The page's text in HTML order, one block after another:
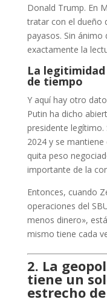
Donald Trump. En
tratar con el dueño
payasos. Sin ánimo
exactamente la
La
de tiempo
Y aquí hay otro
Putin ha dicho
presidente
2024 y se mantiene
quita peso
importante de la
Entonces, cuando
operaciones del
menos dinero»,
mismo tiene cada
2. La
tiene un
estrecho